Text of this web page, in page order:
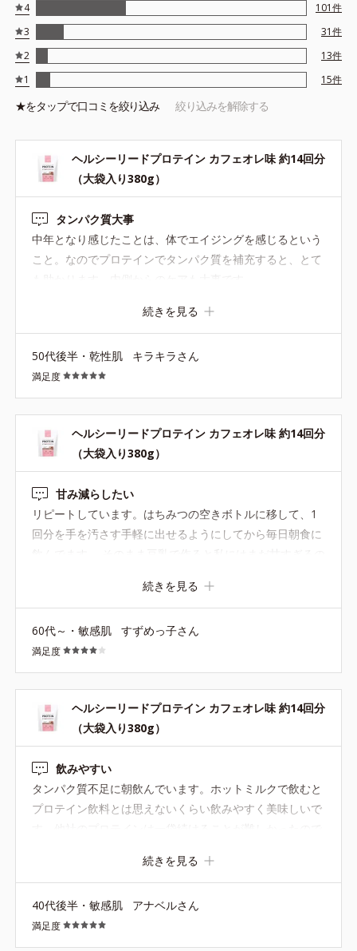
4
101件
3
31件
2
13件
1
15件
★をタップで口コミを絞り込み 絞り込みを解除する
ヘルシーリードプロテイン カフェオレ味 約14回分
（大袋入り380g）
タンパク質大事
中年となり感じたことは、体でエイジングを感じるという
こと。なのでプロテインでタンパク質を補充すると、とて
続きを見る
50代後半・乾性肌 キラキラさん
満足度
ヘルシーリードプロテイン カフェオレ味 約14回分
（大袋入り380g）
甘み減らしたい
リピートしています。はちみつの空きボトルに移して、1
回分を手を汚さす手軽に出せるようにしてから毎日朝食に
飲んでます。 そのまま豆乳で作ると私にはまだ甘すぎるの
を後で調整できるように、無糖にしてもらえるとありがた
続きを見る
60代～・敏感肌 すずめっ子さん
満足度
ヘルシーリードプロテイン カフェオレ味 約14回分
（大袋入り380g）
飲みやすい
タンパク質不足に朝飲んでいます。ホットミルクで飲むと
プロテイン飲料とは思えないくらい飲みやすく美味しいで
度もリピートしています。
続きを見る
40代後半・敏感肌 アナベルさん
満足度